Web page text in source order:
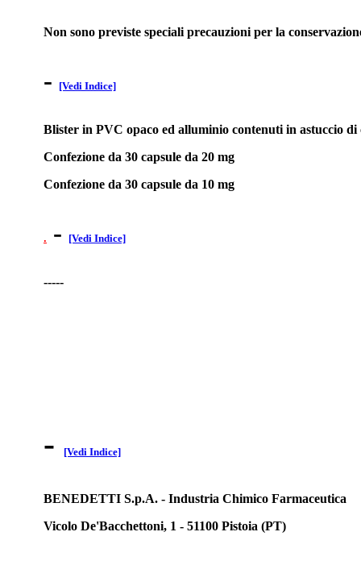
Non sono previste speciali precauzioni per la
- [Vedi Indice]
Blister in PVC opaco ed alluminio contenuti in astuccio
Confezione da 30 capsule da 20 mg
Confezione da 30 capsule da 10 mg
. - [Vedi Indice]
-----
- [Vedi Indice]
BENEDETTI S.p.A. - Industria Chimico Farmaceutica
Vicolo De'Bacchettoni, 1 - 51100 Pistoia (PT)